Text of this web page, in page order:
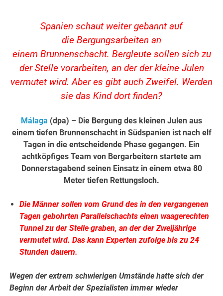
Spanien schaut weiter gebannt auf
die Bergungsarbeiten an
einem Brunnenschacht. Bergleutesollen sich zu
der Stelle vorarbeiten, an der der kleine Julen
vermutet wird. Aber es gibt auch Zweifel. Werden
sie das Kind dort finden?
Málaga (dpa) – Die Bergung des kleinen Julen aus
einem tiefen Brunnenschachtin Südspanienist nach elf
Tagen in die entscheidende Phase gegangen. Ein
achtköpfiges Team von Bergarbeitern startete am
Donnerstagabend seinen Einsatz in einem etwa 80
Meter tiefen Rettungsloch.
Die Männer sollen vom Grund des in den vergangenen
Tagen gebohrten Parallelschachts einen waagerechten
Tunnel zu der Stelle graben, an der der Zweijährige
vermutet wird. Das kann Experten zufolge bis zu 24
Stunden dauern.
Wegen der extrem schwierigen Umstände hatte sich der
Beginn der Arbeit der Spezialisten immer wieder